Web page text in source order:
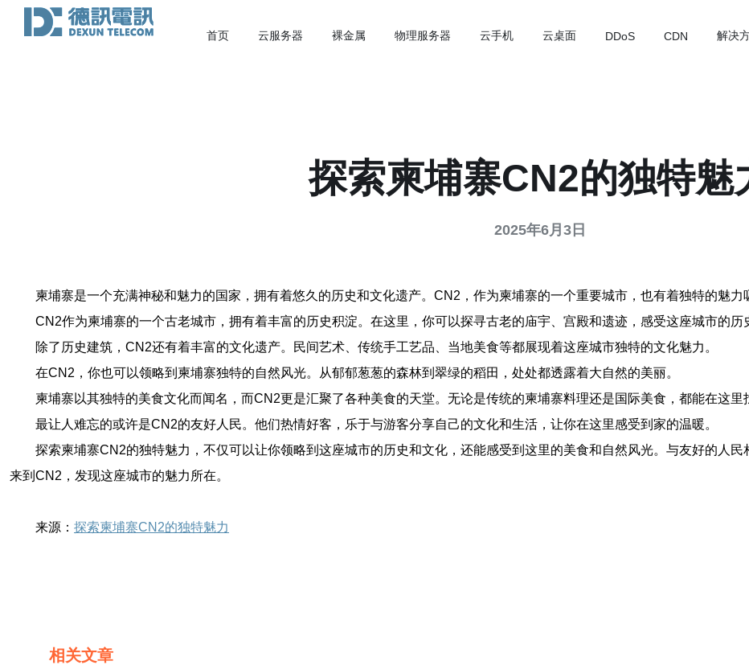
首页 云服务器 裸金属 物理服务器 云手机 云桌面 DDoS CDN 解决
探索柬埔寨CN2的独特魅
2025年6月3日
柬埔寨是一个充满神秘和魅力的国家，拥有着悠久的历史和文化遗产。CN2，作为柬埔寨的一个重要城市，也有着独特的魅力
CN2作为柬埔寨的一个古老城市，拥有着丰富的历史积淀。在这里，你可以探寻古老的庙宇、宫殿和遗迹，感受这座城市的历
除了历史建筑，CN2还有着丰富的文化遗产。民间艺术、传统手工艺品、当地美食等都展现着这座城市独特的文化魅力。
在CN2，你也可以领略到柬埔寨独特的自然风光。从郁郁葱葱的森林到翠绿的稻田，处处都透露着大自然的美丽。
柬埔寨以其独特的美食文化而闻名，而CN2更是汇聚了各种美食的天堂。无论是传统的柬埔寨料理还是国际美食，都能在这里
最让人难忘的或许是CN2的友好人民。他们热情好客，乐于与游客分享自己的文化和生活，让你在这里感受到家的温暖。
探索柬埔寨CN2的独特魅力，不仅可以让你领略到这座城市的历史和文化，还能感受到这里的美食和自然风光。与友好的人
来到CN2，发现这座城市的魅力所在。
来源： 探索柬埔寨CN2的独特魅力
相关文章